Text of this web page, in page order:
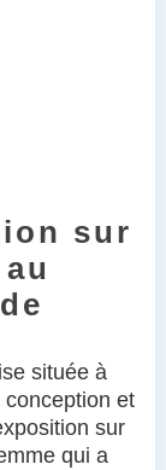
sur
située à
conception et
sur
qui a